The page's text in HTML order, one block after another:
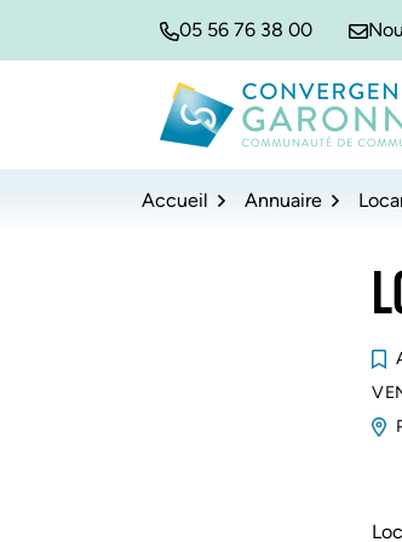
05 56 76 38 00
Accueil Annuaire